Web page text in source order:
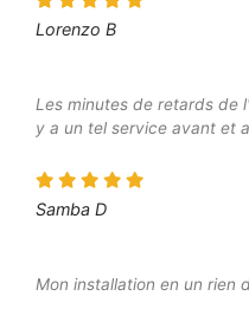
Lorenzo B
Les minutes de retards de
y a un tel service avant et
Samba D
Mon installation en un rien